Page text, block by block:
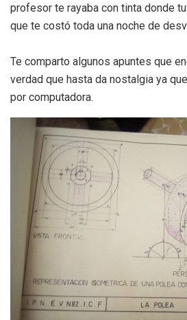
profesor te rayaba con tinta donde
que te costó toda una noche de
Te comparto algunos apuntes que
verdad que hasta da nostalgia ya
por computadora.